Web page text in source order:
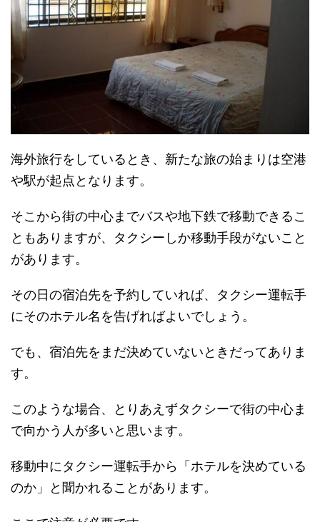
海外旅行をしているとき、新たな旅の始まりは空港
や駅が起点となります。
そこから街の中心までバスや地下鉄で移動できるこ
ともありますが、タクシーしか移動手段がないこと
があります。
その日の宿泊先を予約していれば、タクシー運転手
にそのホテル名を告げればよいでしょう。
でも、宿泊先をまだ決めていないときだってありま
す。
このような場合、とりあえずタクシーで街の中心ま
で向かう人が多いと思います。
移動中にタクシー運転手から「ホテルを決めている
のか」と聞かれることがあります。